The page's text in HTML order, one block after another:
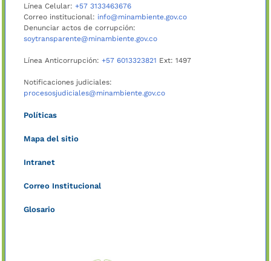
Línea Celular: +57 3133463676
Correo institucional: info@minambiente.gov.co
Denunciar actos de corrupción:
soytransparente@minambiente.gov.co
Línea Anticorrupción: +57 6013323821 Ext: 1497
Notificaciones judiciales:
procesosjudiciales@minambiente.gov.co
Políticas
Mapa del sitio
Intranet
Correo Institucional
Glosario